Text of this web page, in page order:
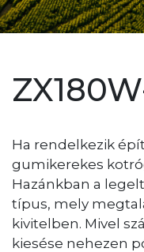
Ha rendelkezik
gumikerekes
Hazánkban a
típus, mely
kivitelben. Mivel
kiesése nehezen